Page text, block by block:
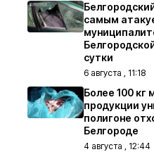
самым
сутки
6 августа , 11:18
Более 100 кг
продукции
полигоне
Белгороде
4 августа , 12:44